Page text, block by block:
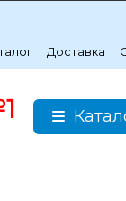
Доставка